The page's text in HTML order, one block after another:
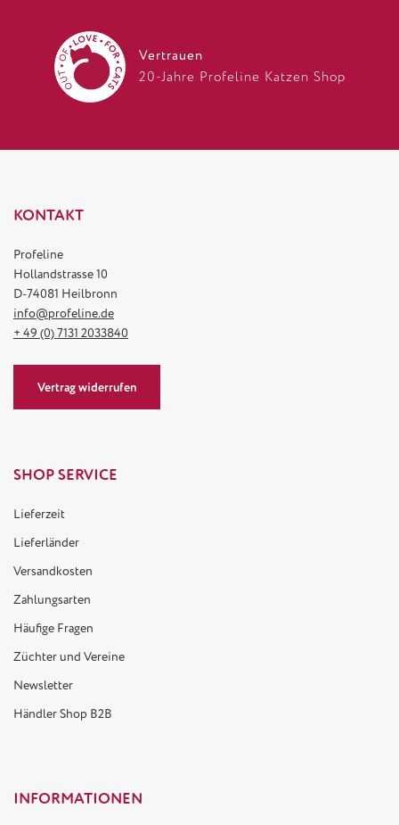
Vertrauen
20-Jahre Profeline Katzen Shop
KONTAKT
Profeline
Hollandstrasse 10
D-74081 Heilbronn
info@profeline.de
+ 49 (0) 7131 2033840
Vertrag widerrufen
SHOP SERVICE
Lieferzeit
Lieferländer
Versandkosten
Zahlungsarten
Häufige Fragen
Züchter und Vereine
Newsletter
Händler Shop B2B
INFORMATIONEN